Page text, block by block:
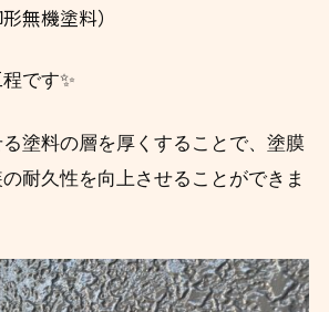
無機塗料）
です✨
塗料の層を厚くすることで、塗膜
耐久性を向上させることができま